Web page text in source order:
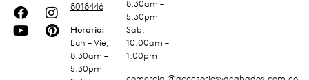
8018446
Horario:
Lun – Vie,
8:30am –
5:30pm
8:30am –
5:30pm
Sab,
10:00am –
1:00pm